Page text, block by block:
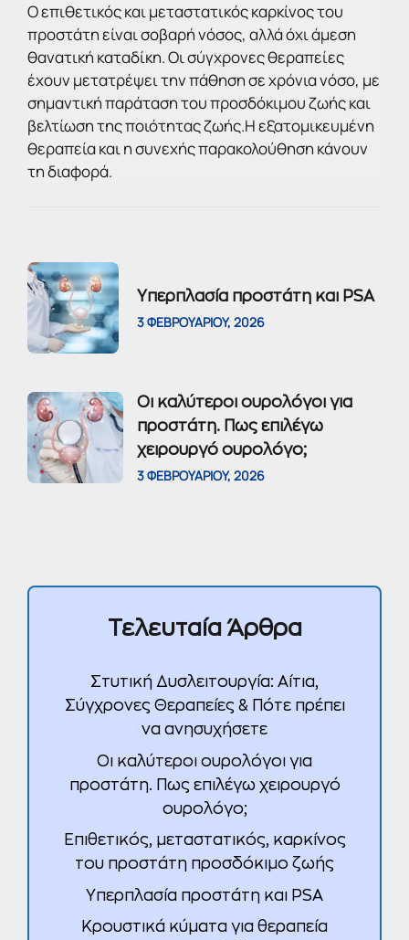
Ο επιθετικός και μεταστατικός καρκίνος του
προστάτη είναι σοβαρή νόσος, αλλά όχι άμεση
θανατική καταδίκη. Οι σύγχρονες θεραπείες
έχουν μετατρέψει την πάθηση σε χρόνια νόσο, με
σημαντική παράταση του προσδόκιμου ζωής και
βελτίωση της ποιότητας ζωής.Η εξατομικευμένη
θεραπεία και η συνεχής παρακολούθηση κάνουν
τη διαφορά.
Υπερπλασία προστάτη και PSA
3 ΦΕΒΡΟΥΑΡΊΟΥ, 2026
Οι καλύτεροι ουρολόγοι για
προστάτη. Πως επιλέγω
χειρουργό ουρολόγο;
3 ΦΕΒΡΟΥΑΡΊΟΥ, 2026
Τελευταία Άρθρα
Στυτική Δυσλειτουργία: Αίτια,
Σύγχρονες Θεραπείες & Πότε πρέπει
να ανησυχήσετε
Οι καλύτεροι ουρολόγοι για
προστάτη. Πως επιλέγω χειρουργό
ουρολόγο;
Επιθετικός, μεταστατικός, καρκίνος
του προστάτη προσδόκιμο ζωής
Υπερπλασία προστάτη και PSA
Κρουστικά κύματα για θεραπεία